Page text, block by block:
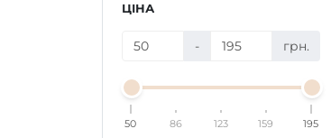
ЦІНА
- грн.
50 86 123 159 195